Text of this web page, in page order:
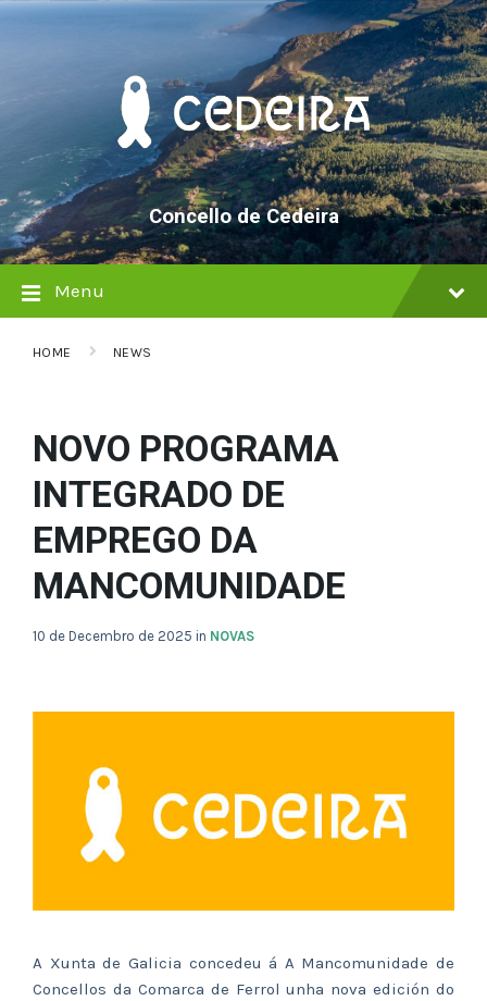
Skip
Skip
Skip
Concello de Cedeira
Menu
HOME NEWS
NOVO PROGRAMA
INTEGRADO DE
EMPREGO DA
MANCOMUNIDADE
10 de Decembro de 2025 in NOVAS
A Xunta de Galicia concedeu á A Mancomunidade de
Concellos da Comarca de Ferrol unha nova edición do